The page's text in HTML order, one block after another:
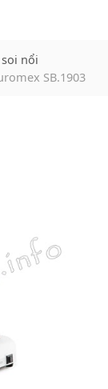
nổi
SB.1903